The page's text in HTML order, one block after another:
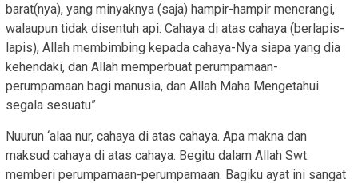
barat(nya), yang minyaknya (saja) hampir-hampir menerangi,
walaupun tidak disentuh api. Cahaya di atas cahaya (berlapis-
lapis), Allah membimbing kepada cahaya-Nya siapa yang dia
kehendaki, dan Allah memperbuat perumpamaan-
perumpamaan bagi manusia, dan Allah Maha Mengetahui
segala sesuatu”
Nuurun ‘alaa nur, cahaya di atas cahaya. Apa makna dan
maksud cahaya di atas cahaya. Begitu dalam Allah Swt.
memberi perumpamaan-perumpamaan. Bagiku ayat ini sangat